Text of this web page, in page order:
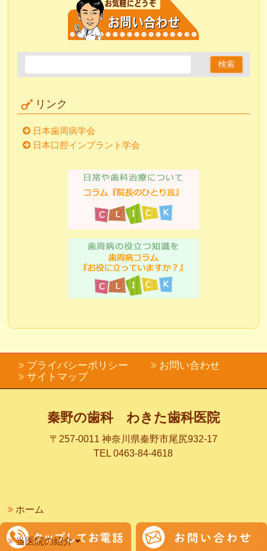
リンク
日本歯周病学会
日本口腔インプラント学会
プライバシーポリシー
お問い合わせ
サイトマップ
秦野の歯科 わきた歯科医院
〒257-0011 神奈川県秦野市尾尻932-17
TEL 0463-84-4618
ホーム
当医院の紹介